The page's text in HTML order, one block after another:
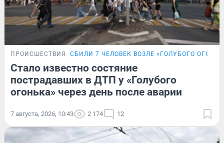
ПРОИСШЕСТВИЯ СБИЛИ 7 ЧЕЛОВЕК ВОЗЛЕ «ГОЛУБОГО
Стало известно состяние
пострадавших в ДТП у «Голубого
огонька» через день после аварии
7 августа, 2026, 10:43 2 174 12